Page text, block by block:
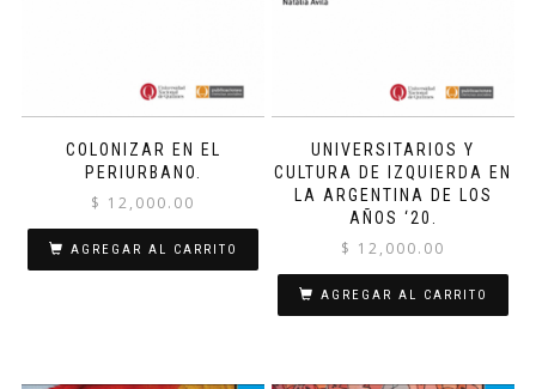
COLONIZAR EN EL
PERIURBANO.
$ 12,000.00
AGREGAR AL CARRITO
UNIVERSITARIOS Y
CULTURA DE IZQUIERDA EN
LA ARGENTINA DE LOS
AÑOS ‘20.
$ 12,000.00
AGREGAR AL CARRITO